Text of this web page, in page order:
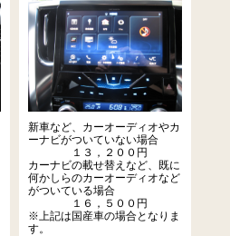
新車など、カーオーディオやカ
ーナビがついていない場合
１３，２００円
カーナビの載せ替えなど、既に
何かしらのカーオーディオなど
がついている場合
１６，５００円
※上記は国産車の場合となりま
す。